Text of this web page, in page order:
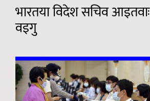
भारतया विदेश सचिव आइतवाः
वइगु